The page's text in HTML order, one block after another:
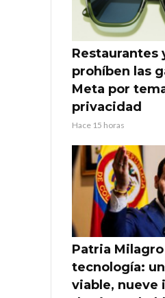
Restaurantes
prohíben las
Meta por
privacidad
Hace 15 horas
Patria
tecnología:
viable, nueve